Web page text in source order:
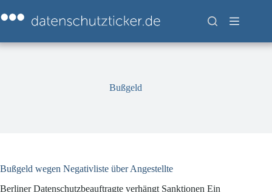
Inhalt
springen
Bußgeld
Bußgeld wegen Negativliste über Angestellte
Berliner Datenschutzbeauftragte verhängt Sanktionen Ein